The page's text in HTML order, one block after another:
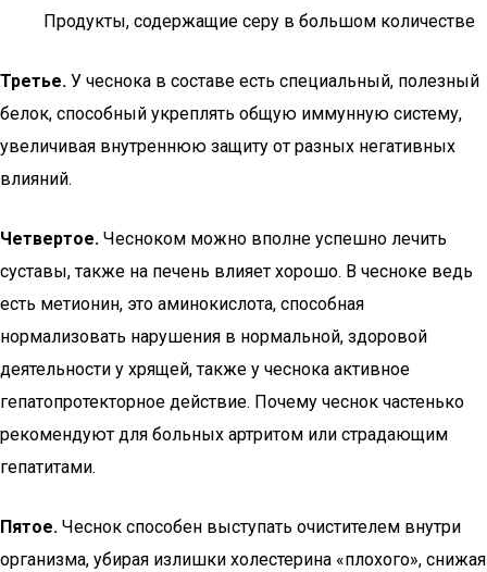
Продукты, содержащие серу в большом количестве
Третье. У чеснока в составе есть специальный, полезный
белок, способный укреплять общую иммунную систему,
увеличивая внутреннюю защиту от разных негативных
влияний.
Четвертое. Чесноком можно вполне успешно лечить
суставы, также на печень влияет хорошо. В чесноке ведь
есть метионин, это аминокислота, способная
нормализовать нарушения в нормальной, здоровой
деятельности у хрящей, также у чеснока активное
гепатопротекторное действие. Почему чеснок частенько
рекомендуют для больных артритом или страдающим
гепатитами.
Пятое. Чеснок способен выступать очистителем внутри
организма, убирая излишки холестерина «плохого», снижая